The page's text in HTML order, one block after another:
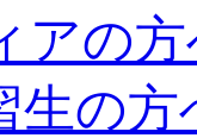
アの
生の方